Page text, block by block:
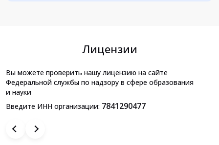
Лицензии
Вы можете проверить нашу лицензию на сайте
Федеральной службы по надзору в сфере образования
и науки
Введите ИНН организации: 7841290477